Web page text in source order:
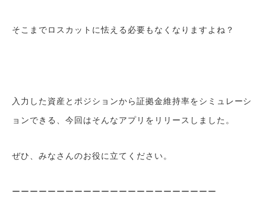
そこまでロスカットに怯える必要もなくなりますよね？
入力した資産とポジションから証拠金維持率をシミュレーシ
ョンできる、今回はそんなアプリをリリースしました。
ぜひ、みなさんのお役に立てください。
ーーーーーーーーーーーーーーーーーーーーーーー